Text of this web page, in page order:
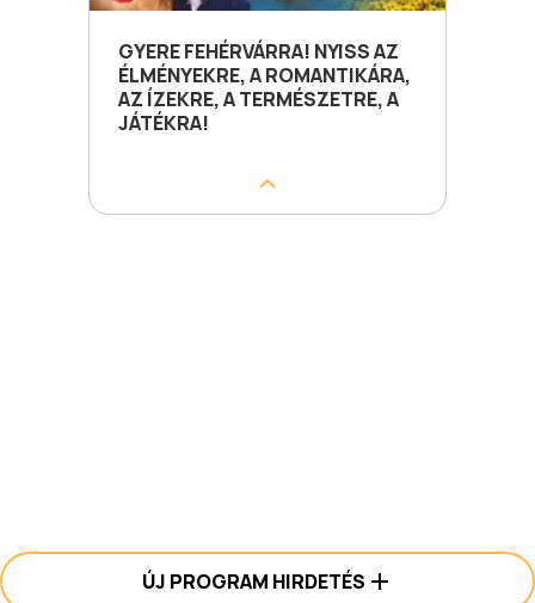
GYERE FEHÉRVÁRRA! NYISS AZ
ÉLMÉNYEKRE, A ROMANTIKÁRA,
AZ ÍZEKRE, A TERMÉSZETRE, A
JÁTÉKRA!
ÚJ PROGRAM HIRDETÉS